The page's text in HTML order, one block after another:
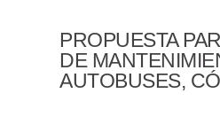
PROPUESTA
DE
AUTOBUSES,